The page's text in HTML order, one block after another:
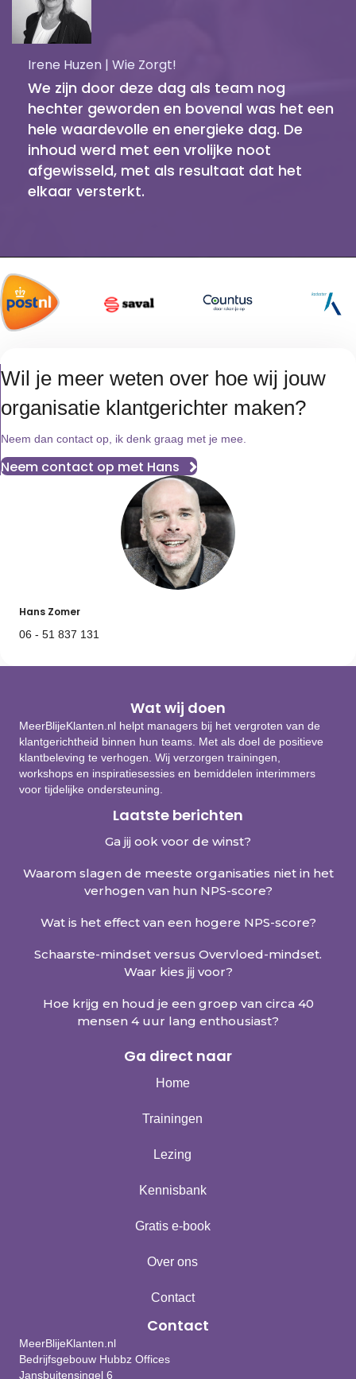
Irene Huzen | Wie Zorgt!
We zijn door deze dag als team nog
hechter geworden en bovenal was het een
hele waardevolle en energieke dag. De
inhoud werd met een vrolijke noot
afgewisseld, met als resultaat dat het
elkaar versterkt.
Hans Zomer
06 - 51 837 131
Wil je meer weten over hoe wij jouw
organisatie klantgerichter maken?
Neem dan contact op, ik denk graag met je mee.
Neem contact op met Hans
Wat wij doen
MeerBlijeKlanten.nl helpt managers bij het vergroten van de
klantgerichtheid binnen hun teams. Met als doel de positieve
klantbeleving te verhogen. Wij verzorgen trainingen,
workshops en inspiratiesessies en bemiddelen interimmers
voor tijdelijke ondersteuning.
Laatste berichten
Ga jij ook voor de winst?
Waarom slagen de meeste organisaties niet in het
verhogen van hun NPS-score?
Wat is het effect van een hogere NPS-score?
Schaarste-mindset versus Overvloed-mindset.
Waar kies jij voor?
Hoe krijg en houd je een groep van circa 40
mensen 4 uur lang enthousiast?
Ga direct naar
Home
Trainingen
Lezing
Kennisbank
Gratis e-book
Over ons
Contact
Contact
MeerBlijeKlanten.nl
Bedrijfsgebouw Hubbz Offices
Jansbuitensingel 6